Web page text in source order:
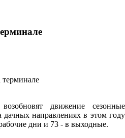
движение сезонные
направлениях в этом году
дни и 73 - в выходные.